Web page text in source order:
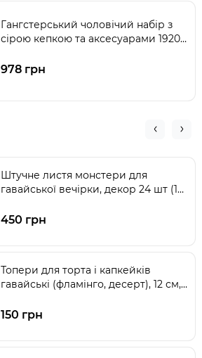
Гангстерський чоловічий набір з
сірою кепкою та аксесуарами 1920-
978 грн
Штучне листя монстери для
гавайської вечірки, декор 24 шт (13"
450 грн
Топери для торта і капкейків
гавайські (фламінго, десерт), 12 см,
150 грн